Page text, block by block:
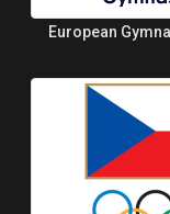
European